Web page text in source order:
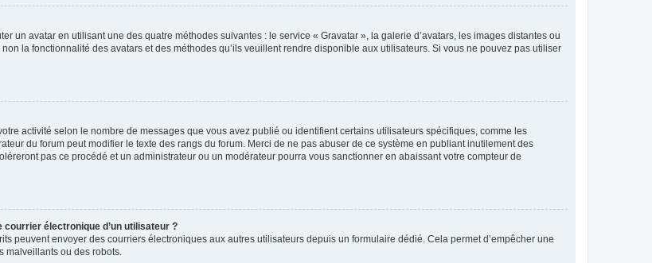
un avatar en utilisant une des quatre méthodes suivantes : le service « Gravatar », la galerie d’avatars, les images distantes ou
la fonctionnalité des avatars et des méthodes qu’ils veuillent rendre disponible aux utilisateurs. Si vous ne pouvez pas utiliser
activité selon le nombre de messages que vous avez publié ou identifient certains utilisateurs spécifiques, comme les
du forum peut modifier le texte des rangs du forum. Merci de ne pas abuser de ce système en publiant inutilement des
pas ce procédé et un administrateur ou un modérateur pourra vous sanctionner en abaissant votre compteur de
courrier électronique d’un utilisateur ?
peuvent envoyer des courriers électroniques aux autres utilisateurs depuis un formulaire dédié. Cela permet d’empêcher une
malveillants ou des robots.